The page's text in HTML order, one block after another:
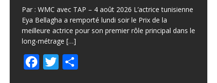
Par : WMC avec TAP – 4 août 2026 L’actrice tunisienne
Eya Bellagha a remporté lundi soir le Prix de la
meilleure actrice pour son premier rôle principal dans le
long-métrage […]
F T